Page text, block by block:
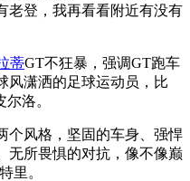
老登，我再看看附近有没有
蒂GT不狂暴，强调GT跑车
风潇洒的足球运动员，比
洛。
个风格，坚固的车身、强悍
无所畏惧的对抗，像不像巅
里。